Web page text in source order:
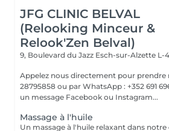
JFG CLINIC BELVAL
(Relooking Minceur &
Relook'Zen Belval)
9, Boulevard du Jazz Esch-sur-Alzette L-
Appelez nous directement pour prendre
28795858 ou par WhatsApp : +352 691
un message Facebook ou Instagram...
Massage à l'huile